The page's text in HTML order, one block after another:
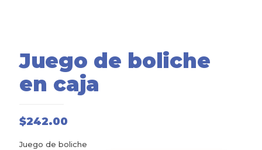
Juego de boliche
en caja
$242.00
Juego de boliche